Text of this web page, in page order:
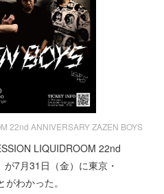
22nd ANNIVERSARY ZAZEN BOYS
LIQUIDROOM 22nd
が7月31日（金）に東京・
わかった。